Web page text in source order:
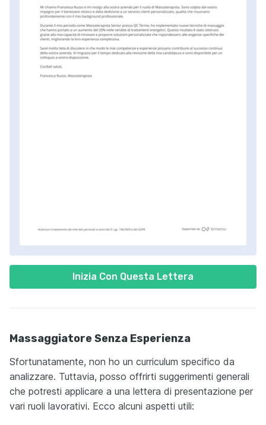
Inizia Con Questa Lettera
Massaggiatore Senza Esperienza
Sfortunatamente, non ho un curriculum specifico da
analizzare. Tuttavia, posso offrirti suggerimenti generali
che potresti applicare a una lettera di presentazione per
vari ruoli lavorativi. Ecco alcuni aspetti utili: